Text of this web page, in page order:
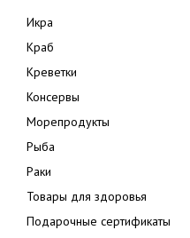
Икра
Краб
Креветки
Консервы
Морепродукты
Рыба
Раки
Товары для здоровья
Подарочные сертификаты